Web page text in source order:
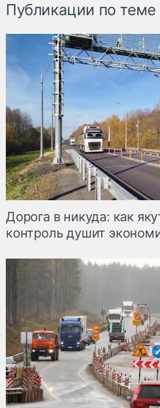
Публикации по теме
Дорога в никуда: как
контроль душит